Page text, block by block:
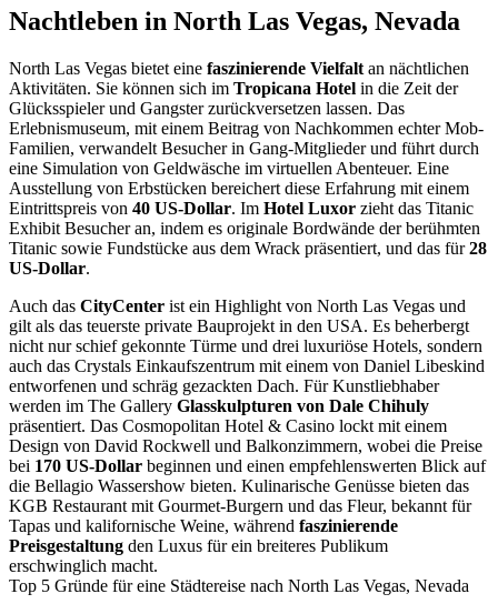
Nachtleben in North Las Vegas, Nevada
North Las Vegas bietet eine faszinierende Vielfalt an nächtlichen
Aktivitäten. Sie können sich im Tropicana Hotel in die Zeit der
Glücksspieler und Gangster zurückversetzen lassen. Das
Erlebnismuseum, mit einem Beitrag von Nachkommen echter Mob-
Familien, verwandelt Besucher in Gang-Mitglieder und führt durch
eine Simulation von Geldwäsche im virtuellen Abenteuer. Eine
Ausstellung von Erbstücken bereichert diese Erfahrung mit einem
Eintrittspreis von 40 US-Dollar. Im Hotel Luxor zieht das Titanic
Exhibit Besucher an, indem es originale Bordwände der berühmten
Titanic sowie Fundstücke aus dem Wrack präsentiert, und das für28
US-Dollar.
Auch das CityCenter ist ein Highlight von North Las Vegas und
gilt als das teuerste private Bauprojekt in den USA. Es beherbergt
nicht nur schief gekonnte Türme und drei luxuriöse Hotels, sondern
auch das Crystals Einkaufszentrum mit einem von Daniel Libeskind
entworfenen und schräg gezackten Dach. Für Kunstliebhaber
werden im The Gallery Glasskulpturen von Dale Chihuly
präsentiert. Das Cosmopolitan Hotel & Casino lockt mit einem
Design von David Rockwell und Balkonzimmern, wobei die Preise
bei 170 US-Dollar beginnen und einen empfehlenswerten Blick auf
die Bellagio Wassershow bieten. Kulinarische Genüsse bieten das
KGB Restaurant mit Gourmet-Burgern und das Fleur, bekannt für
Tapas und kalifornische Weine, während faszinierende
Preisgestaltung den Luxus für ein breiteres Publikum
erschwinglich macht.
Top 5 Gründe für eine Städtereise nach North Las Vegas, Nevada